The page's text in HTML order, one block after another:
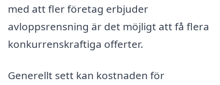
med att fler företag erbjuder
avloppsrensning är det möjligt att få flera
konkurrenskraftiga offerter.
Generellt sett kan kostnaden för